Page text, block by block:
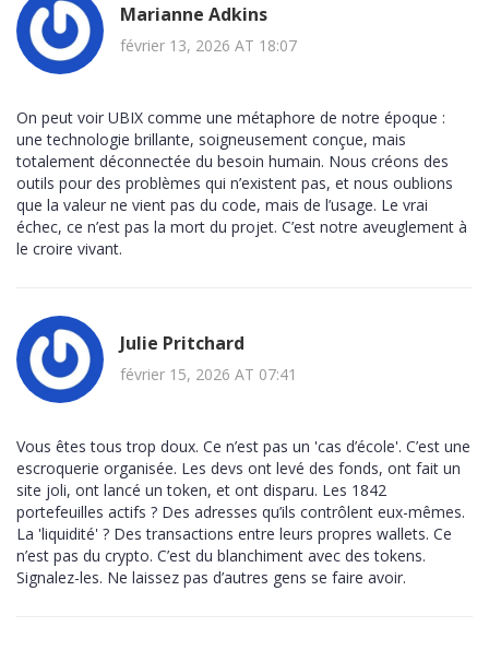
Marianne Adkins
février 13, 2026 AT 18:07
On peut voir UBIX comme une métaphore de notre époque :
une technologie brillante, soigneusement conçue, mais
totalement déconnectée du besoin humain. Nous créons des
outils pour des problèmes qui n’existent pas, et nous oublions
que la valeur ne vient pas du code, mais de l’usage. Le vrai
échec, ce n’est pas la mort du projet. C’est notre aveuglement à
le croire vivant.
Julie Pritchard
février 15, 2026 AT 07:41
Vous êtes tous trop doux. Ce n’est pas un 'cas d’école'. C’est une
escroquerie organisée. Les devs ont levé des fonds, ont fait un
site joli, ont lancé un token, et ont disparu. Les 1842
portefeuilles actifs ? Des adresses qu’ils contrôlent eux-mêmes.
La 'liquidité' ? Des transactions entre leurs propres wallets. Ce
n’est pas du crypto. C’est du blanchiment avec des tokens.
Signalez-les. Ne laissez pas d’autres gens se faire avoir.